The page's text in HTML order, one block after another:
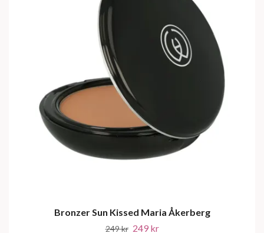
Bronzer Sun Kissed Maria Åkerberg
249 kr 249 kr